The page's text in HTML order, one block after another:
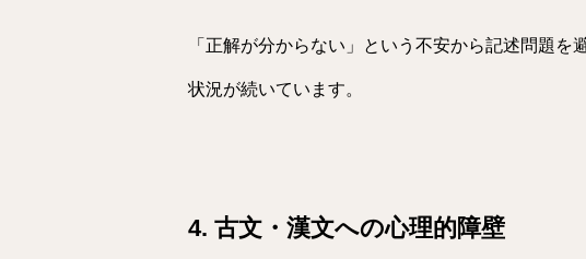
「正解が分からない」という不安から記述問題
状況が続いています。
4. 古文・漢文への心理的障壁